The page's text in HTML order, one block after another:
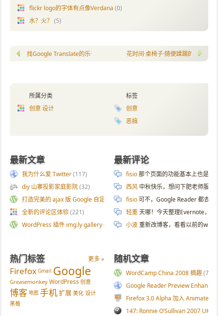
flickr logo的字体有点像Verdana (0)
水？火？ (5)
找Google Translate的乐子 花时间·桌椅子·随便蹂躏的耳机线
标签
创意
恶搞
所属分类
创意 设计
最新文章
我为什么爱 Twitter(117)
diy 山寨投影家庭影院(32)
打造完美的 ajax 版 Google 自定义搜索 (187)
全新的评论区体验(221)
WordPress 插件 img.ly gallery(54)
更多 »
热门标签
Firefox Gmail Google
Greasemonkey WordPress 创意
博客 地图 手机扩展 美化 设计
黑莓
最新评论
fisio那个页面的功能基本上也是
西风 中秋快乐，想问下肥老师服
fisio可不，Google Reader 都去
轻重天哪！今天整理Evernote，
小波重新改博客，看看以前的wp
随机文章
WordCamp China 2008 摘趣(76)
Google Reader Preview Enhanced
Firefox 3.0 Alpha 加入 Animated
147: Ronnie O’Sullivan 2007 UK